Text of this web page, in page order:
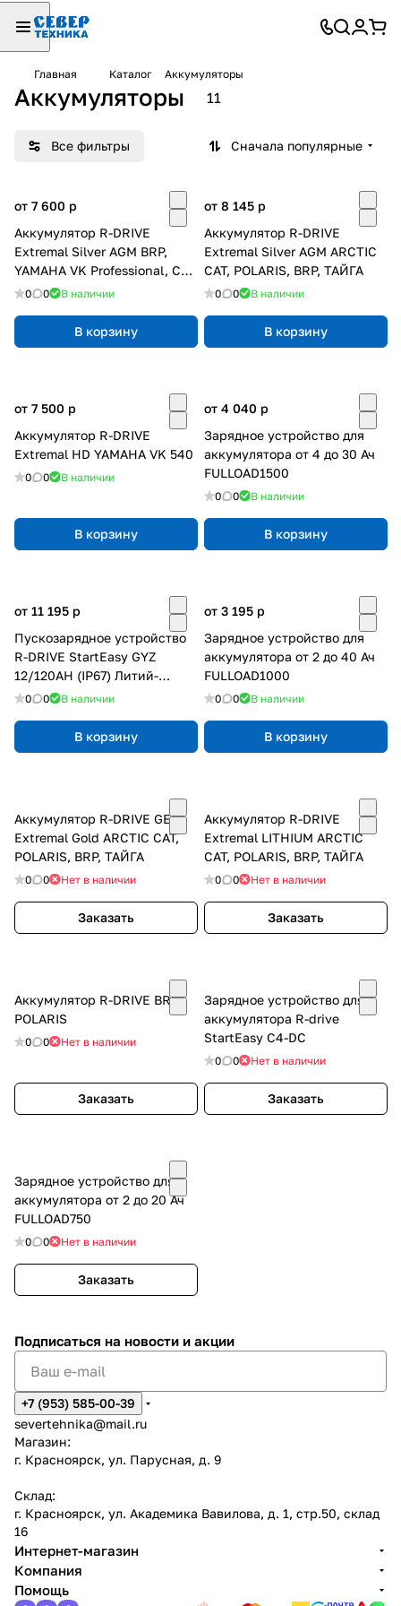
Главная Каталог Аккумуляторы
Аккумуляторы 11
Все фильтры Сначала популярные
от 7 600 p
Аккумулятор R-DRIVE
Extremal Silver AGM BRP,
YAMAHA VK Professional, СФ
X5, X6
0 0 В наличии
В корзину
от 8 145 p
Аккумулятор R-DRIVE
Extremal Silver AGM ARCTIC
CAT, POLARIS, BRP, ТАЙГА
0 0 В наличии
В корзину
от 7 500 p
Аккумулятор R-DRIVE
Extremal HD YAMAHA VK 540
0 0 В наличии
В корзину
от 4 040 p
Зарядное устройство для
аккумулятора от 4 до 30 Ач
FULLOAD1500
0 0 В наличии
В корзину
от 11 195 p
Пускозарядное устройство
R-DRIVE StartEasy GYZ
12/120AH (IP67) Литий-
полимерное
0 0 В наличии
В корзину
от 3 195 p
Зарядное устройство для
аккумулятора от 2 до 40 Ач
FULLOAD1000
0 0 В наличии
В корзину
Аккумулятор R-DRIVE GEL
Extremal Gold ARCTIC CAT,
POLARIS, BRP, ТАЙГА
0 0 Нет в наличии
Заказать
Аккумулятор R-DRIVE
Extremal LITHIUM ARCTIC
CAT, POLARIS, BRP, ТАЙГА
0 0 Нет в наличии
Заказать
Аккумулятор R-DRIVE BRP,
POLARIS
0 0 Нет в наличии
Заказать
Зарядное устройство для
аккумулятора R-drive
StartEasy C4-DC
0 0 Нет в наличии
Заказать
Зарядное устройство для
аккумулятора от 2 до 20 Ач
FULLOAD750
0 0 Нет в наличии
Заказать
Подписаться на новости и акции
+7 (953) 585-00-39
severtehnika@mail.ru
Магазин:
г. Красноярск, ул. Парусная, д. 9
Склад:
г. Красноярск, ул. Академика Вавилова, д. 1, стр.50, склад
16
Интернет-магазин
Компания
Помощь